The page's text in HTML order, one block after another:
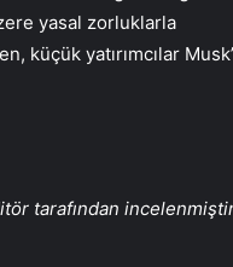
yasal zorluklarla
küçük yatırımcılar
tarafından